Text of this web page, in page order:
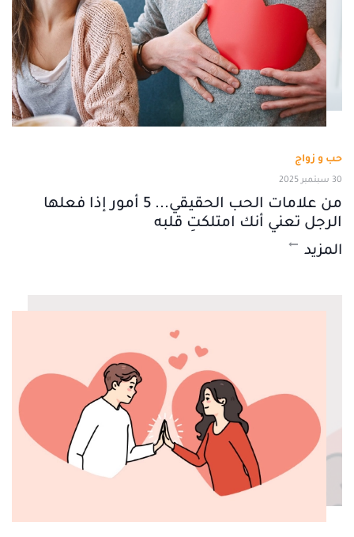
حب و زواج
30 سبتمبر 2025
من علامات الحب الحقيقي... 5 أمور إذا فعلها
الرجل تعني أنك امتلكتِ قلبه
المزيد